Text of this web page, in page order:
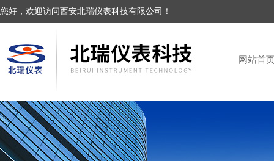
您好，欢迎访问西安北瑞仪表科技有限公司！
网站首